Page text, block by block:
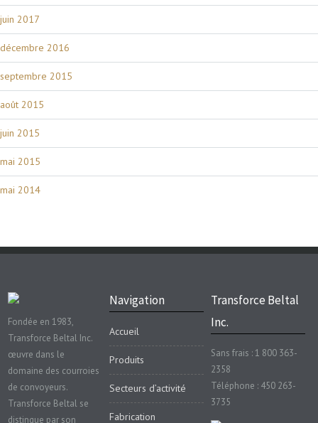
juin 2017
décembre 2016
septembre 2015
août 2015
juin 2015
mai 2015
mai 2014
Fondée en 1983,
Transforce Beltal Inc.
œuvre dans le
domaine des courroies
de convoyeurs.
Transforce Beltal se
distingue par son
Navigation
Accueil
Produits
Secteurs d’activité
Fabrication
Transforce Beltal
Inc.
Sans frais : 1 800 363-
2358
Téléphone : 450 263-
3735